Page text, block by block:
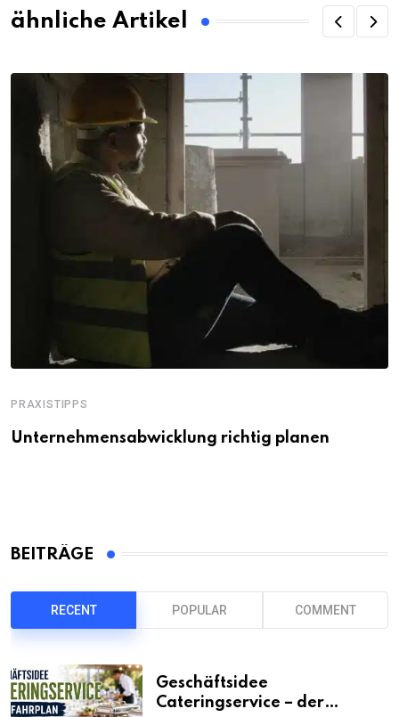
ähnliche Artikel
PRAXISTIPPS
Unternehmensabwicklung richtig planen
BEITRÄGE
RECENT POPULAR COMMENT
Geschäftsidee
Cateringservice – der